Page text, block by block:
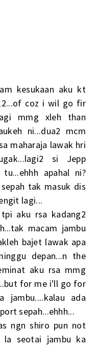
kesukaan aku kt
coz i wil go fir
mmg xleh than
ni...dua2 mcm
maharaja lawak hri
si Jepp
tu...ehhh apahal ni?
tak masuk dis
lagi...
aku rsa kadang2
macam jambu
bajet lawak apa
depan...n the
aku rsa mmg
for me i'll go for
jambu....kalau ada
sepah...ehhh...
ngn shiro pun not
la seotai jambu ka